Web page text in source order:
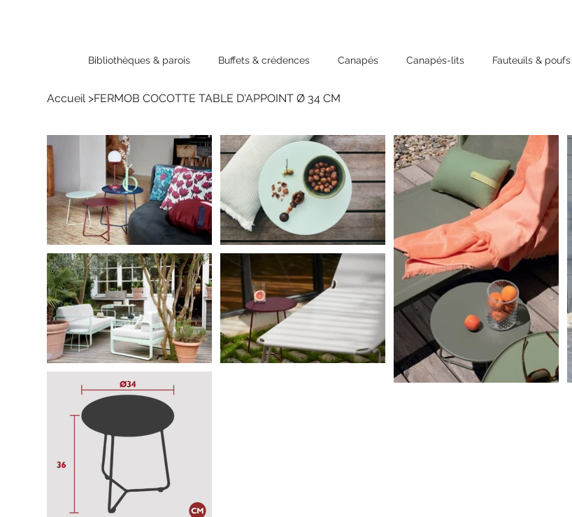
Bibliothèques & parois Buffets & crédences Canapés Canapés-lits Fauteuils & poufs
Accueil >FERMOB COCOTTE TABLE D'APPOINT Ø 34 CM